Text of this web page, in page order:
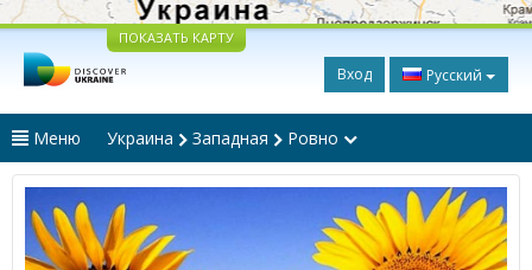
ПОКАЗАТЬ КАРТУ
Вход Русский
Меню Украина Западная Ровно